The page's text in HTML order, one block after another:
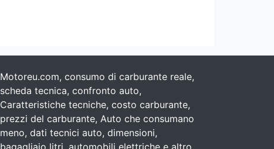
Motoreu.com, consumo di carburante reale,
scheda tecnica, confronto auto,
Caratteristiche tecniche, costo carburante,
prezzi del carburante, Auto che consumano
meno, dati tecnici auto, dimensioni,
bagagliaio litri, automobili elettriche e altro